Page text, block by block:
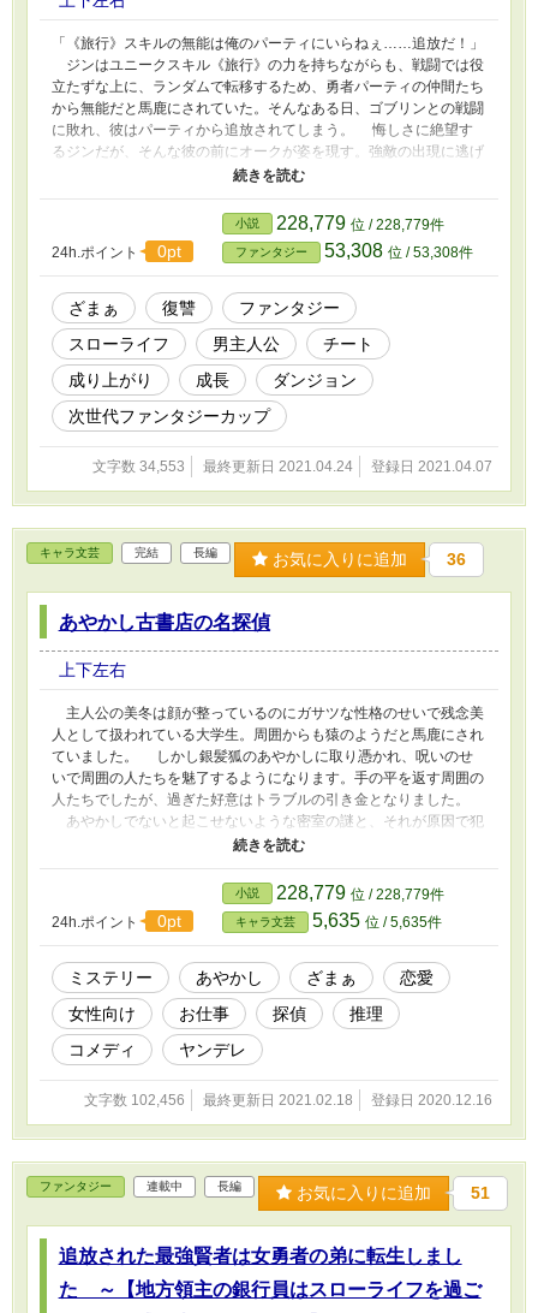
「《旅行》スキルの無能は俺のパーティにいらねぇ……追放だ！」
ジンはユニークスキル《旅行》の力を持ちながらも、戦闘では役
立たずな上に、ランダムで転移するため、勇者パーティの仲間たち
から無能だと馬鹿にされていた。そんなある日、ゴブリンとの戦闘
に敗れ、彼はパーティから追放されてしまう。 悔しさに絶望す
るジンだが、そんな彼の前にオークが姿を現す。強敵の出現に逃げ
るように《旅行》のスキルを発動させる。そして辿り着いたのは、
魔王城が目と鼻の先にある終末の街だった。 そこではドラゴン
さえ一撃で倒せるような最強武器が販売されていた。能力値を無視
して、必殺の効果を発揮する武器を使い、ジンはレベルアップを果
たす。 《旅行》のスキルは強化され、ランダムではなく、狙っ
た場所に転移することが可能になる。始まりの街に戻ったジンは、
最強武器と、レベルアップした能力で、追放した勇者パーティを見
返す。 また終末の村からアイテムを持ち帰り、飢餓で苦しむ村
に分け与える。勇者以上の人望を手に入れ、充実したスローライフ
を過ごすのだった。 本物語は無能だと馬鹿にされていた《旅
行》スキルが実は有能だったと気づき、英雄として認められていく
逆転の物語である。
24h.ポイント 0pt
小説 228,779 位 / 228,779件
ファンタジー 53,308 位 / 53,308件
ざまぁ 復讐
ファンタジー
スローライフ
男主人公
チート
成り上がり
成長
ダンジョン
次世代ファンタジーカップ
文字数 34,553 最終更新日 2021.04.24 登録日 2021.04.07
キャラ文芸 完結 長編 お気に入りに追加 36
あやかし古書店の名探偵
上下左右
主人公の美冬は顔が整っているのにガサツな性格のせいで残念美
人として扱われている大学生。周囲からも猿のようだと馬鹿にされ
ていました。 しかし銀髪狐のあやかしに取り憑かれ、呪いのせ
いで周囲の人たちを魅了するようになります。手の平を返す周囲の
人たちでしたが、過ぎた好意はトラブルの引き金となりました。
あやかしでないと起こせないような密室の謎と、それが原因で犯
人扱いされる美冬。そんな彼女に手を差し伸べる美青年がいまし
た。 「僕が君の無実を必ず証明してみせる」 名探偵の青年と共
に、美冬は無実を証明するために謎へと立ち向かいます。 本物
語はあやかし×恋愛×推理を掛け合わせたミステリー小説です！
※※ カクヨムでも先行して連載中です ※※ ※※
https://kakuyomu.jp/works/1177354055250062013 ※※
24h.ポイント 0pt
小説 228,779 位 / 228,779件
キャラ文芸 5,635 位 / 5,635件
ミステリー あやかし ざまぁ
恋愛
女性向け
お仕事 探偵
推理
コメディ
ヤンデレ
文字数 102,456 最終更新日 2021.02.18 登録日 2020.12.16
ファンタジー 連載中 長編 お気に入りに追加 51
追放された最強賢者は女勇者の弟に転生しまし
た ～【地方領主の銀行員はスローライフを過ご